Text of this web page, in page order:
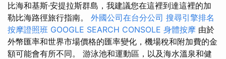
比海和基斯·安提拉斯群島，我建議您在這裡到達這裡的加
勒比海路徑旅行指南。 外國公司在台分公司 搜尋引擎排名
按摩證照班 GOOGLE SEARCH CONSOLE 身體按摩 由於
外幣匯率和世界市場價格的匯率變化，機場稅和附加費的金
額可能會有所不同。 游泳池和運動區，以及海水溫泉和健